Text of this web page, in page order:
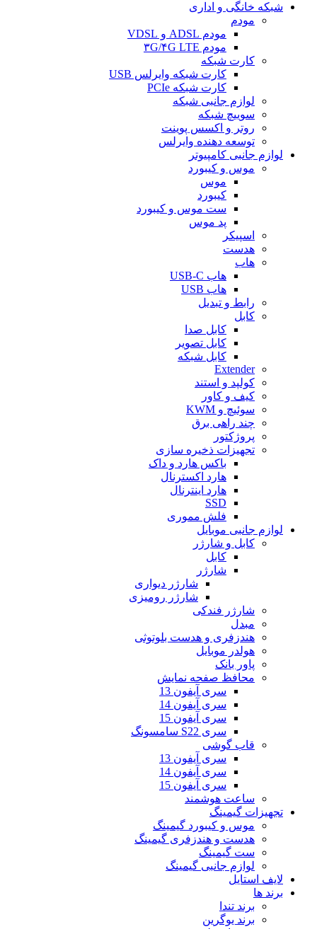
شبکه خانگی و اداری
مودم
مودم ADSL و VDSL
مودم ۳G/۴G LTE
کارت شبکه
کارت شبکه وایرلس USB
کارت شبکه PCIe
لوازم جانبی شبکه
سوییچ شبکه
روتر و اکسس پوینت
توسعه دهنده وایرلس
لوازم جانبی کامپیوتر
موس و کیبورد
موس
کیبورد
ست موس و کیبورد
پد موس
اسپیکر
هدست
هاب
هاب USB-C
هاب USB
رابط و تبدیل
کابل
کابل صدا
کابل تصویر
کابل شبکه
Extender
کولپد و استند
کیف و کاور
سوئیچ و KWM
چند راهی برق
پروژکتور
تجهیزات ذخیره سازی
باکس هارد و داک
هارد اکسترنال
هارد اینترنال
SSD
فلش مموری
لوازم جانبی موبایل
کابل و شارژر
کابل
شارژر
شارژر دیواری
شارژر رومیزی
شارژر فندکی
مبدل
هندزفری و هدست بلوتوثی
هولدر موبایل
پاور بانک
محافظ صفحه نمایش
سری آیفون 13
سری آیفون 14
سری آیفون 15
سری S22 سامسونگ
قاب گوشی
سری آیفون 13
سری آیفون 14
سری آیفون 15
ساعت هوشمند
تجهیزات گیمینگ
موس و کیبورد گیمینگ
هدست و هندزفری گیمینگ
ست گیمینگ
لوازم جانبی گیمینگ
لایف استایل
برند ها
برند تندا
برند یوگرین